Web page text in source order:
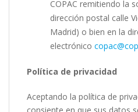
COPAC remitiendo la
dirección postal calle
Madrid) o bien en la
electrónico
Política de privacidad
Aceptando la política de